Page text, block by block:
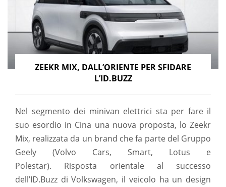
ZEEKR MIX, DALL’ORIENTE PER SFIDARE
L’ID.BUZZ
Nel segmento dei minivan elettrici sta per fare il
suo esordio in Cina una nuova proposta, lo Zeekr
Mix, realizzata da un brand che fa parte del Gruppo
Geely (Volvo Cars, Smart, Lotus e
Polestar). Risposta orientale al successo
dell’ID.Buzz di Volkswagen, il veicolo ha un design